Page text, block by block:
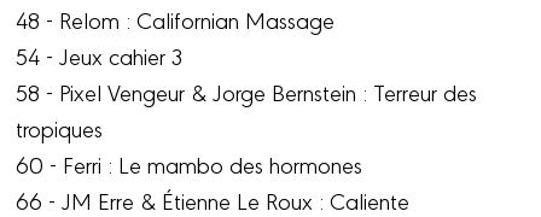
48 - Relom : Californian Massage
54 - Jeux cahier 3
58 - Pixel Vengeur & Jorge Bernstein : Terreur des
tropiques
60 - Ferri : Le mambo des hormones
66 - JM Erre & Étienne Le Roux : Caliente